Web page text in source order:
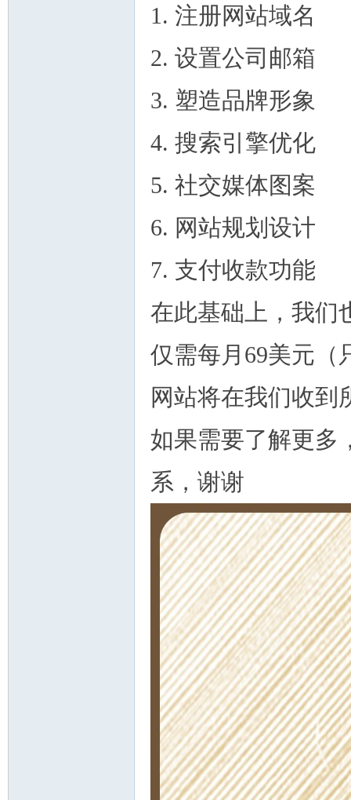
1. 注册网站域名
2. 设置公司邮箱
3. 塑造品牌形象
4. 搜索引擎优化
5. 社交媒体图案
6. 网站规划设计
7. 支付收款功能
在此基础上，我们
仅需每月69美元（
网站将在我们收到
如果需要了解更多
系，谢谢